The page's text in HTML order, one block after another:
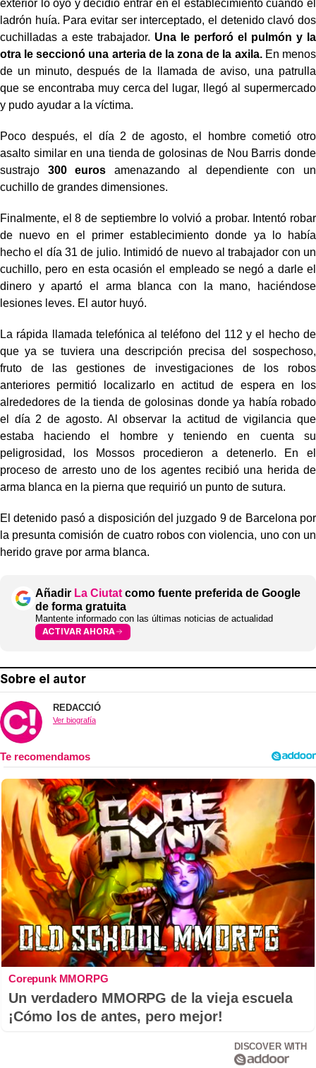
exterior lo oyó y decidió entrar en el establecimiento cuando el
ladrón huía. Para evitar ser interceptado, el detenido clavó dos
cuchilladas a este trabajador. Una le perforó el pulmón y la
otra le seccionó una arteria de la zona de la axila.En menos
de un minuto, después de la llamada de aviso, una patrulla
que se encontraba muy cerca del lugar, llegó al supermercado
y pudo ayudar a la víctima.
Poco después, el día 2 de agosto, el hombre cometió otro
asalto similar en una tienda de golosinas de Nou Barris donde
sustrajo 300 euros amenazando al dependiente con un
cuchillo de grandes dimensiones.
Finalmente, el 8 de septiembre lo volvió a probar. Intentó robar
de nuevo en el primer establecimiento donde ya lo había
hecho el día 31 de julio. Intimidó de nuevo al trabajador con un
cuchillo, pero en esta ocasión el empleado se negó a darle el
dinero y apartó el arma blanca con la mano, haciéndose
lesiones leves. El autor huyó.
La rápida llamada telefónica al teléfono del 112 y el hecho de
que ya se tuviera una descripción precisa del sospechoso,
fruto de las gestiones de investigaciones de los robos
anteriores permitió localizarlo en actitud de espera en los
alrededores de la tienda de golosinas donde ya había robado
el día 2 de agosto. Al observar la actitud de vigilancia que
estaba haciendo el hombre y teniendo en cuenta su
peligrosidad, los Mossos procedieron a detenerlo. En el
proceso de arresto uno de los agentes recibió una herida de
arma blanca en la pierna que requirió un punto de sutura.
El detenido pasó a disposición del juzgado 9 de Barcelona por
la presunta comisión de cuatro robos con violencia, uno con un
herido grave por arma blanca.
Añadir La Ciutat como fuente preferida de Google
de forma gratuita
Mantente informado con las últimas noticias de actualidad
ACTIVAR AHORA
Sobre el autor
REDACCIÓ
Ver biografía
Corepunk MMORPG
Un verdadero MMORPG de la vieja escuela
¡Cómo los de antes, pero mejor!
DISCOVER WITH